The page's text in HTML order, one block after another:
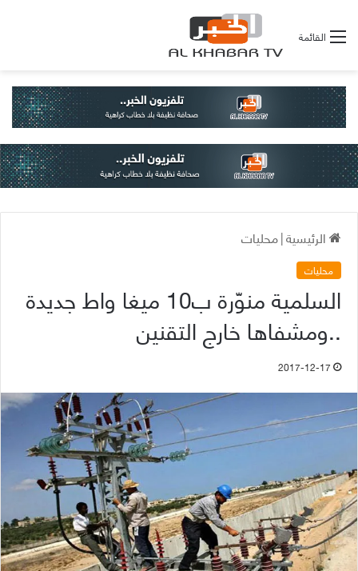
القائمة
الرئيسية|محليات
محليات
السلمية منوّرة ب10 ميغا واط جديدة
..ومشفاها خارج التقنين
2017-12-17